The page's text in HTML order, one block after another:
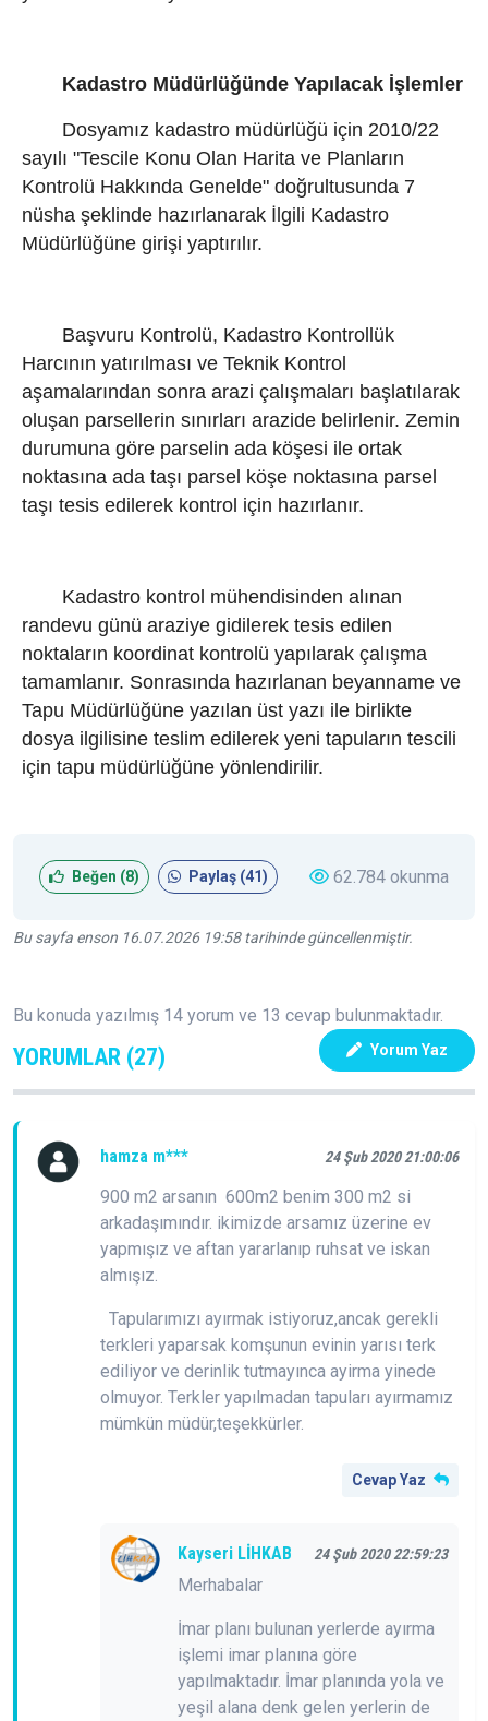
Kadastro Müdürlüğünde Yapılacak İşlemler
Dosyamız kadastro müdürlüğü için 2010/22
sayılı "Tescile Konu Olan Harita ve Planların
Kontrolü Hakkında Genelde" doğrultusunda 7
nüsha şeklinde hazırlanarak İlgili Kadastro
Müdürlüğüne girişi yaptırılır.
Başvuru Kontrolü, Kadastro Kontrollük
Harcının yatırılması ve Teknik Kontrol
aşamalarından sonra arazi çalışmaları başlatılarak
oluşan parsellerin sınırları arazide belirlenir. Zemin
durumuna göre parselin ada köşesi ile ortak
noktasına ada taşı parsel köşe noktasına parsel
taşı tesis edilerek kontrol için hazırlanır.
Kadastro kontrol mühendisinden alınan
randevu günü araziye gidilerek tesis edilen
noktaların koordinat kontrolü yapılarak çalışma
tamamlanır. Sonrasında hazırlanan beyanname ve
Tapu Müdürlüğüne yazılan üst yazı ile birlikte
dosya ilgilisine teslim edilerek yeni tapuların tescili
için tapu müdürlüğüne yönlendirilir.
Beğen (8) Paylaş (41) 62.784 okunma
Bu sayfa enson 16.07.2026 19:58 tarihinde güncellenmiştir.
Bu konuda yazılmış 14 yorum ve 13 cevap bulunmaktadır.
YORUMLAR (27) Yorum Yaz
hamza m*** 24 Şub 2020 21:00:06
900 m2 arsanın 600m2 benim 300 m2 si
arkadaşımındır. ikimizde arsamız üzerine ev
yapmışız ve aftan yararlanıp ruhsat ve iskan
almışız.
Tapularımızı ayırmak istiyoruz,ancak gerekli
terkleri yaparsak komşunun evinin yarısı terk
ediliyor ve derinlik tutmayınca ayirma yinede
olmuyor. Terkler yapılmadan tapuları ayırmamız
mümkün müdür,teşekkürler.
Cevap Yaz
Kayseri LİHKAB 24 Şub 2020 22:59:23
Merhabalar
İmar planı bulunan yerlerde ayırma
işlemi imar planına göre
yapılmaktadır. İmar planında yola ve
yeşil alana denk gelen yerlerin de